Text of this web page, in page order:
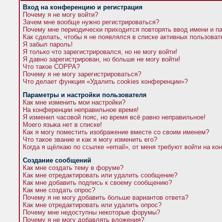
Вход на конференцию и регистрация
Почему я не могу войти?
Зачем мне вообще нужно регистрироваться?
Почему мне периодически приходится повторять ввод имени и
Как сделать, чтобы я не появлялся в списке активных
Я забыл пароль!
Я только что зарегистрировался, но не могу войти!
Я давно зарегистрирован, но больше не могу войти!
Что такое COPPA?
Почему я не могу зарегистрироваться?
Что делает функция «Удалить cookies конференции»?
Параметры и настройки пользователя
Как мне изменить мои настройки?
На конференции неправильное время!
Я изменил часовой пояс, но время всё равно неправильное!
Моего языка нет в списке!
Как я могу поместить изображение вместе со своим именем?
Что такое звание и как я могу изменить его?
Когда я щёлкаю по ссылке «email», от меня требуют войти на
Создание сообщений
Как мне создать тему в форуме?
Как мне отредактировать или удалить сообщение?
Как мне добавить подпись к своему сообщению?
Как мне создать опрос?
Почему я не могу добавить больше вариантов ответа?
Как мне отредактировать или удалить опрос?
Почему мне недоступны некоторые форумы?
Почему я не могу добавлять вложения?